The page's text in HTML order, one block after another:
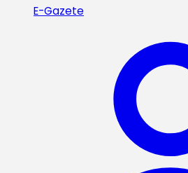
E-Gazete